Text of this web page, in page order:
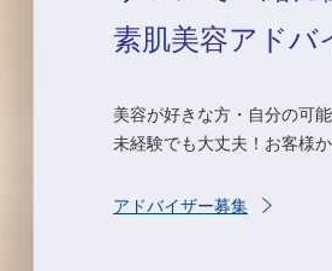
素肌美容アドバ
美容が好きな方・自分の可
未経験でも大丈夫！お客様
アドバイザー募集